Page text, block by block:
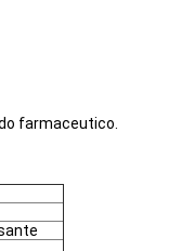
farmaceutico.